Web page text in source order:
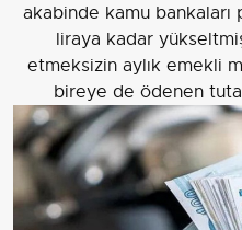
akabinde kamu bankaları
liraya kadar
etmeksizin aylık emekli
bireye de ödenen